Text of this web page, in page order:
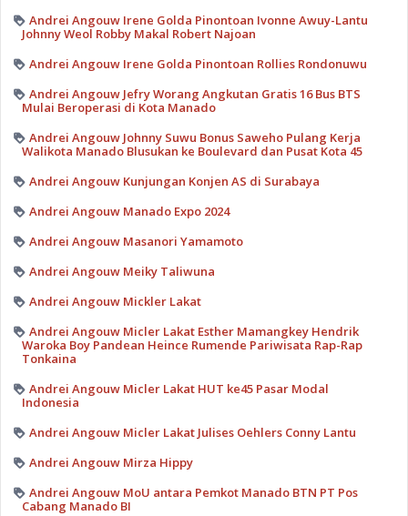
Andrei Angouw Irene Golda Pinontoan Ivonne Awuy-Lantu
Johnny Weol Robby Makal Robert Najoan
Andrei Angouw Irene Golda Pinontoan Rollies Rondonuwu
Andrei Angouw Jefry Worang Angkutan Gratis 16 Bus BTS
Mulai Beroperasi di Kota Manado
Andrei Angouw Johnny Suwu Bonus Saweho Pulang Kerja
Walikota Manado Blusukan ke Boulevard dan Pusat Kota 45
Andrei Angouw Kunjungan Konjen AS di Surabaya
Andrei Angouw Manado Expo 2024
Andrei Angouw Masanori Yamamoto
Andrei Angouw Meiky Taliwuna
Andrei Angouw Mickler Lakat
Andrei Angouw Micler Lakat Esther Mamangkey Hendrik
Waroka Boy Pandean Heince Rumende Pariwisata Rap-Rap
Tonkaina
Andrei Angouw Micler Lakat HUT ke45 Pasar Modal
Indonesia
Andrei Angouw Micler Lakat Julises Oehlers Conny Lantu
Andrei Angouw Mirza Hippy
Andrei Angouw MoU antara Pemkot Manado BTN PT Pos
Cabang Manado BI